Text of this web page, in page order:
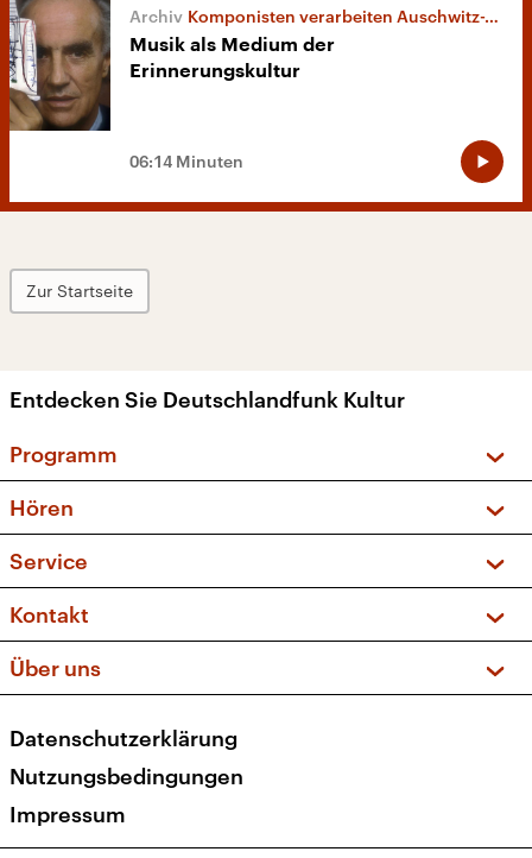
Komponisten verarbeiten Auschwitz-Trauma
Musik als Medium der
Erinnerungskultur
06:14 Minuten
Zur Startseite
Entdecken Sie Deutschlandfunk Kultur
Programm
Sendungen und Podcasts
Musikliste
Kakadu – Das Kinderprogramm
Hören
Frequenzen (UKW + DAB+)
Service
FAQ
Apps
Newsletter
Veranstaltungen
Kontakt
Social Media
Über uns
Presse
Karriere
Transparenz
Datenschutzerklärung
Nutzungsbedingungen
Impressum